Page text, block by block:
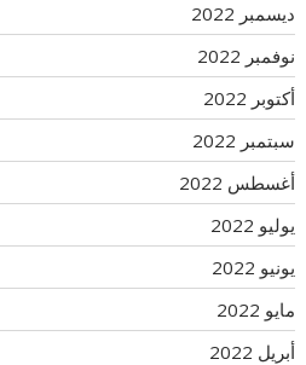
ديسمبر 2022
نوفمبر 2022
أكتوبر 2022
سبتمبر 2022
أغسطس 2022
يوليو 2022
يونيو 2022
مايو 2022
أبريل 2022